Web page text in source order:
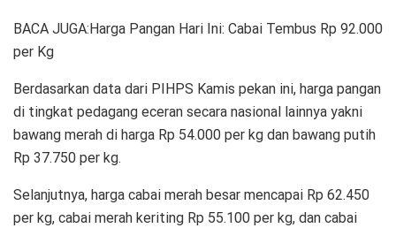
BACA JUGA:Harga Pangan Hari Ini: Cabai Tembus Rp 92.000
per Kg
Berdasarkan data dari PIHPS Kamis pekan ini, harga pangan
di tingkat pedagang eceran secara nasional lainnya yakni
bawang merah di harga Rp 54.000 per kg dan bawang putih
Rp 37.750 per kg.
Selanjutnya, harga cabai merah besar mencapai Rp 62.450
per kg, cabai merah keriting Rp 55.100 per kg, dan cabai